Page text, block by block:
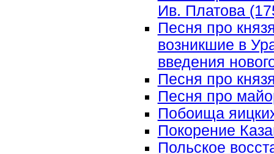
Ив. Платова
Песня про
возникшие в
введения
Песня про
Песня про
Побоища
Покорение
Польское